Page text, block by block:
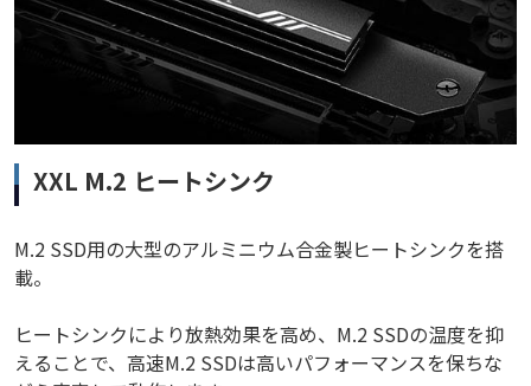
XXL M.2 ヒートシンク
M.2 SSD用の大型のアルミニウム合金製ヒートシンクを搭
載。
ヒートシンクにより放熱効果を高め、M.2 SSDの温度を抑
えることで、高速M.2 SSDは高いパフォーマンスを保ちな